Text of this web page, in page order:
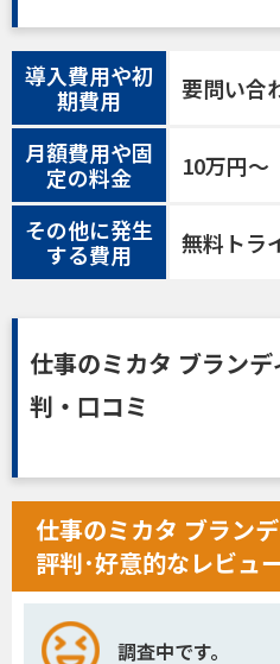
導入費用や初
期費用
要問い合
月額費用や固
定の料金
10万円〜
その他に発生
する費用
無料トラ
仕事のミカタ ブラン
判・口コミ
仕事のミカタ ブラン
評判･好意的なレビュ
調査中です。